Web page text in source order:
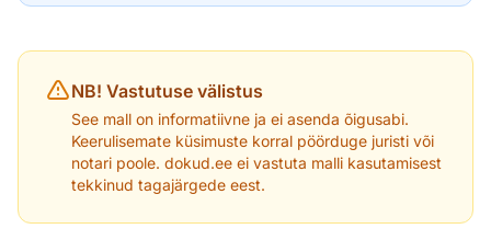
NB! Vastutuse välistus
See mall on informatiivne ja ei asenda õigusabi.
Keerulisemate küsimuste korral pöörduge juristi või
notari poole. dokud.ee ei vastuta malli kasutamisest
tekkinud tagajärgede eest.